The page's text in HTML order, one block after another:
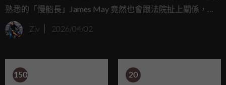
熟悉的「慢船長」James May 竟然也會跟法院扯上關係，而
且原因絕對不是因為超速。這位高齡 63 歲、以熱愛老車與慢
速駕駛聞名的媒體巨頭，日前被目擊騎著腳踏車出現在倫敦
原因竟然是因為這台車在車庫裡「沒買保險」。
Ziv 2026/04/02
150 20